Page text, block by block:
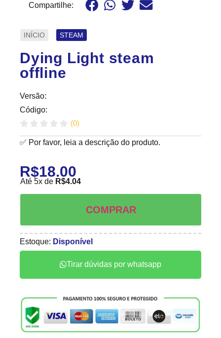
Compartilhe:
INÍCIO STEAM
Dying Light steam
offline
Versão:
Código:
(0)
✅ Por favor, leia a descrição do produto.
R$18.00
Até 5x de R$4.04
COMPRAR
Estoque: Disponível
Tirar dúvidas por whatsapp